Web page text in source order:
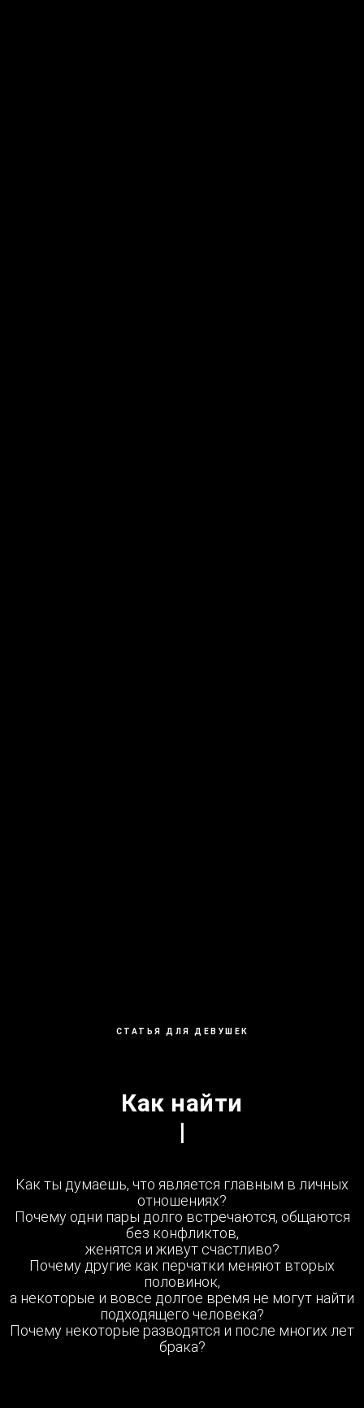
СТАТЬЯ ДЛЯ ДЕВУШЕК
Как найти
|
Как ты думаешь, что является главным в личных
отношениях?
Почему одни пары долго встречаются, общаются
без конфликтов,
женятся и живут счастливо?
Почему другие как перчатки меняют вторых
половинок,
а некоторые и вовсе долгое время не могут найти
подходящего человека?
Почему некоторые разводятся и после многих лет
брака?